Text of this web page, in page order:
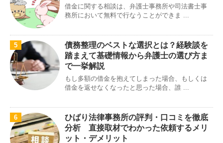
借金に関する相談は、弁護士事務所や司法書士事
務所において無料で行なうことができま ...
5
債務整理のベストな選択とは？経験談を
踏まえて基礎情報から弁護士の選び方ま
で一挙解説
もし多額の借金を抱えてしまった場合、もしくは
借金を返せなくなったと思った場合、誰 ...
6
ひばり法律事務所の評判・口コミを徹底
分析 直接取材でわかった依頼するメリ
ット・デメリット